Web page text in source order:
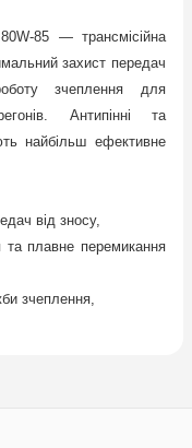
85 — трансмісійна
захист передач
зчеплення для
Антипінні та
найбільш ефективне
від зносу,
та плавне перемикання
зчеплення,